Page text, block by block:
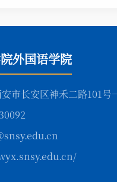
外国语学院
市长安区神禾二路101号